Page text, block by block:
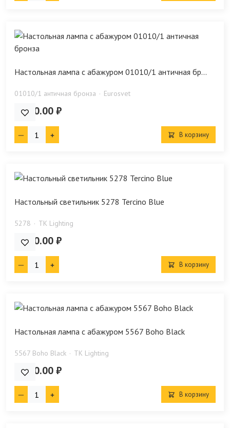
Настольная лампа с абажуром 01010/1 античная бр...
01010/1 античная бронза Eurosvet
8 410.00 ₽
В корзину
Настольный светильник 5278 Tercino Blue
5278 TK Lighting
5 810.00 ₽
В корзину
Настольная лампа с абажуром 5567 Boho Black
5567 Boho Black TK Lighting
4 940.00 ₽
В корзину